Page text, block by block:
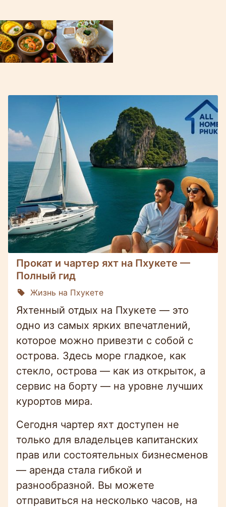
Прокат и чартер яхт на Пхукете —
Полный гид
Жизнь на Пхукете
Яхтенный отдых на Пхукете — это
одно из самых ярких впечатлений,
которое можно привезти с собой с
острова. Здесь море гладкое, как
стекло, острова — как из открыток, а
сервис на борту — на уровне лучших
курортов мира.
Сегодня чартер яхт доступен не
только для владельцев капитанских
прав или состоятельных бизнесменов
— аренда стала гибкой и
разнообразной. Вы можете
отправиться на несколько часов, на